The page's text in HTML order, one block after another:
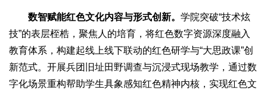
数智赋能红色文化内容与形式创新。 学院突破“技术炫
技”的表层桎梏，聚焦人的培育，将红色数字资源深度融入
教育体系，构建起线上线下联动的红色研学与“大思政课”创
新范式。开展兵团旧址田野调查与沉浸式现场教学，通过数
字化场景重构帮助学生具象感知红色精神内核，实现红色文